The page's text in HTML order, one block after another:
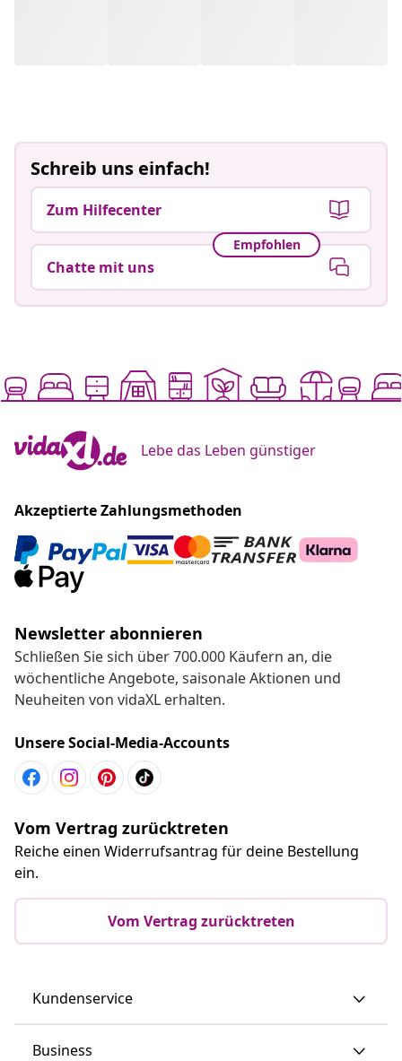
Schreib uns einfach!
Zum Hilfecenter
Empfohlen
Chatte mit uns
Lebe das Leben günstiger
Akzeptierte Zahlungsmethoden
Newsletter abonnieren
Schließen Sie sich über 700.000 Käufern an, die
wöchentliche Angebote, saisonale Aktionen und
Neuheiten von vidaXL erhalten.
Unsere Social-Media-Accounts
Vom Vertrag zurücktreten
Reiche einen Widerrufsantrag für deine Bestellung
ein.
Vom Vertrag zurücktreten
Kundenservice
Business